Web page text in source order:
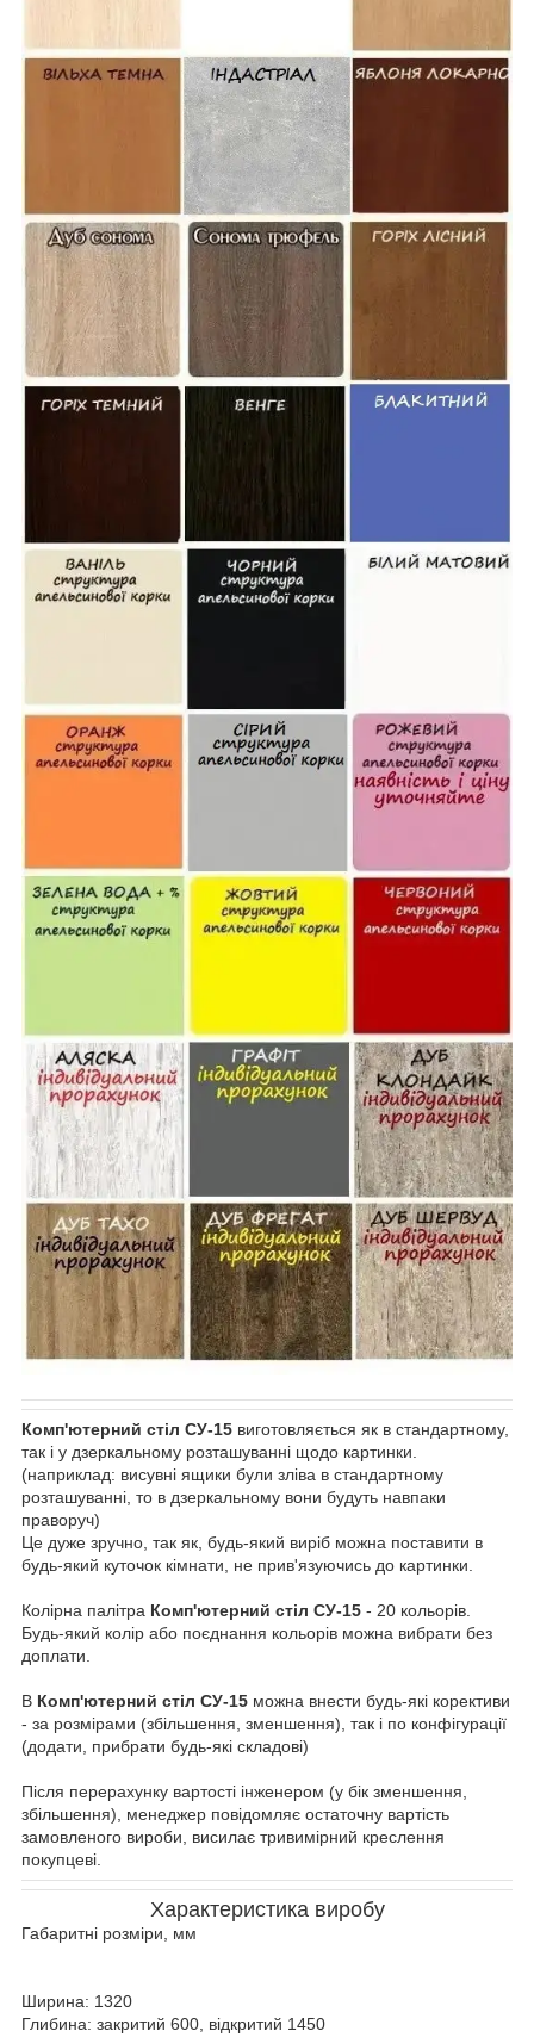
Комп'ютерний стіл СУ-15 виготовляється як в стандартному,
так і у дзеркальному розташуванні щодо картинки.
(наприклад: висувні ящики були зліва в стандартному
розташуванні, то в дзеркальному вони будуть навпаки
праворуч)
Це дуже зручно, так як, будь-який виріб можна поставити в
будь-який куточок кімнати, не прив'язуючись до картинки.
Колірна палітра Комп'ютерний стіл СУ-15 - 20 кольорів.
Будь-який колір або поєднання кольорів можна вибрати без
доплати.
В Комп'ютерний стіл СУ-15 можна внести будь-які корективи
- за розмірами (збільшення, зменшення), так і по конфігурації
(додати, прибрати будь-які складові)
Після перерахунку вартості інженером (у бік зменшення,
збільшення), менеджер повідомляє остаточну вартість
замовленого вироби, висилає тривимірний креслення
покупцеві.
Характеристика виробу
Габаритні розміри, мм
Ширина: 1320
Глибина: закритий 600, відкритий 1450